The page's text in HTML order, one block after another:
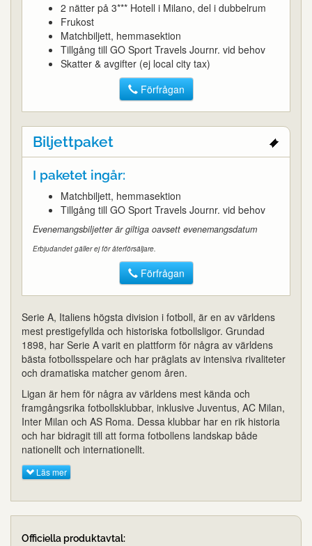
2 nätter på 3*** Hotell i Milano, del i dubbelrum
Frukost
Matchbiljett, hemmasektion
Tillgång till GO Sport Travels Journr. vid behov
Skatter & avgifter (ej local city tax)
Förfrågan
Biljettpaket
I paketet ingår:
Matchbiljett, hemmasektion
Tillgång till GO Sport Travels Journr. vid behov
Evenemangsbiljetter är giltiga oavsett evenemangsdatum
Erbjudandet gäller ej för återförsäljare.
Förfrågan
Serie A, Italiens högsta division i fotboll, är en av världens
mest prestigefyllda och historiska fotbollsligor. Grundad
1898, har Serie A varit en plattform för några av världens
bästa fotbollsspelare och har präglats av intensiva rivaliteter
och dramatiska matcher genom åren.
Ligan är hem för några av världens mest kända och
framgångsrika fotbollsklubbar, inklusive Juventus, AC Milan,
Inter Milan och AS Roma. Dessa klubbar har en rik historia
och har bidragit till att forma fotbollens landskap både
nationellt och internationellt.
Läs mer
Officiella produktavtal: